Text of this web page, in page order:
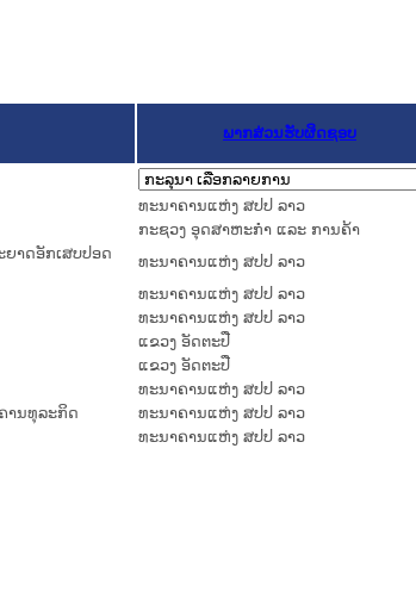
ພາກສ່ວນຮັບຜິດຊອບ
ທະນາຄານແຫ່ງ ສປປ ລາວ
ກະຊວງ ອຸດສາຫະກຳ ແລະ ການຄ້າ
າດອັກເສບປອດ
ທະນາຄານແຫ່ງ ສປປ ລາວ
ທະນາຄານແຫ່ງ ສປປ ລາວ
ທະນາຄານແຫ່ງ ສປປ ລາວ
ແຂວງ ອັດຕະປື
ແຂວງ ອັດຕະປື
ທະນາຄານແຫ່ງ ສປປ ລາວ
ານທຸລະກິດ
ທະນາຄານແຫ່ງ ສປປ ລາວ
ທະນາຄານແຫ່ງ ສປປ ລາວ